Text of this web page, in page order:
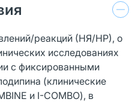
реакций (НЯ/НР), о
исследованиях
с фиксированными
(клинические
и I-COMBO), в